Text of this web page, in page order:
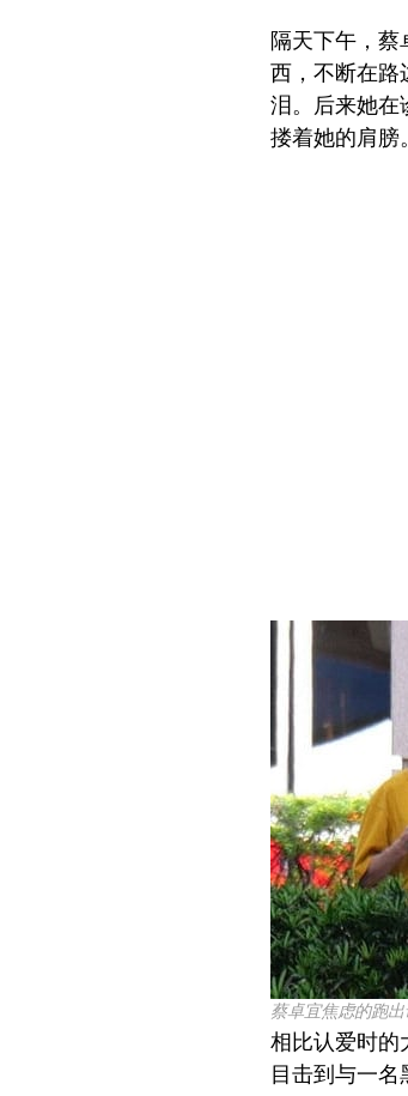
隔天下午，
西，不断在路
泪。后来她在
搂着她的肩膀。
蔡卓宜焦虑的跑
相比认爱时的
目击到与一